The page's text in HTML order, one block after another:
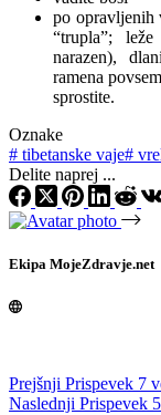
po opravljenih
“trupla”;
narazen),
ramena
sprostite.
Oznake
# tibetanske vaje#
Delite naprej ...
Ekipa MojeZdravje.net
Prejšnji Prispevek 7
Naslednji Prispevek